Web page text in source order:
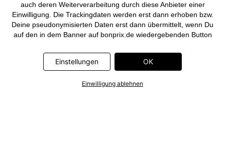
auch deren Weiterverarbeitung durch diese Anbieter einer
Einwilligung. Die Trackingdaten werden erst dann erhoben bzw.
Deine pseudonymisierten Daten erst dann übermittelt, wenn Du
auf den in dem Banner auf bonprix.de wiedergebenden Button
Unternehmen: Meta Platforms Ireland Limited, Google Ireland
Limited, Pinterest Europe Limited, Microsoft Ireland Operations
Group UK Limited, ID5 Technology Ltd, TikTok Information
Einstellungen OK
Einwilligung ablehnen